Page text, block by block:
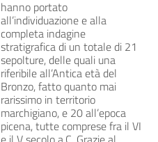
hanno portato
all’individuazione e alla
completa indagine
stratigrafica di un totale di 21
sepolture, delle quali una
riferibile all’Antica età del
Bronzo, fatto quanto mai
rarissimo in territorio
marchigiano, e 20 all’epoca
picena, tutte comprese fra il VI